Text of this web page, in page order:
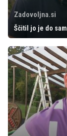
Zadovoljna.si
Ščitil jo je do